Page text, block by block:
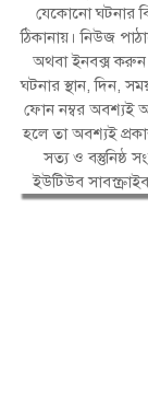
যেকোনো ঘটনার
ঠিকানায়। নিউজ
অথবা ইনবক্স
ঘটনার স্থান, দিন,
ফোন নম্বর অবশ্যই
হলে তা অবশ্যই
সত্য ও বস্তুনিষ্ঠ
ইউটিউব